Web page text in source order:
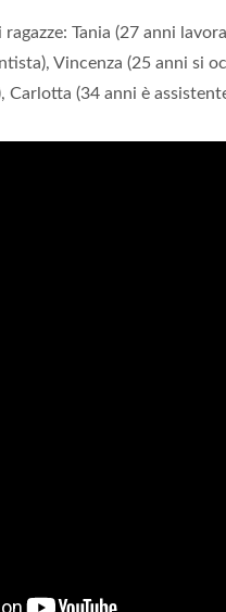
Tania (27 anni
Vincenza (25 anni si
Carlotta (34 anni è